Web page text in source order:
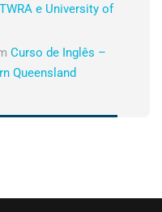
e University of
Curso de Inglês –
Queensland